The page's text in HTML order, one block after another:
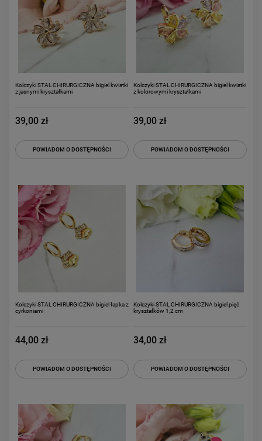
Kolczyki STAL CHIRURGICZNA bigiel kwiatki
z jasnymi kryształkami
39,00 zł
POWIADOM O DOSTĘPNOŚCI
Kolczyki STAL CHIRURGICZNA bigiel kwiatki
z kolorowymi kryształkami
39,00 zł
POWIADOM O DOSTĘPNOŚCI
Kolczyki STAL CHIRURGICZNA bigiel łapka z
cyrkoniami
44,00 zł
POWIADOM O DOSTĘPNOŚCI
Kolczyki STAL CHIRURGICZNA bigiel pięć
kryształków 1,2 cm
34,00 zł
POWIADOM O DOSTĘPNOŚCI